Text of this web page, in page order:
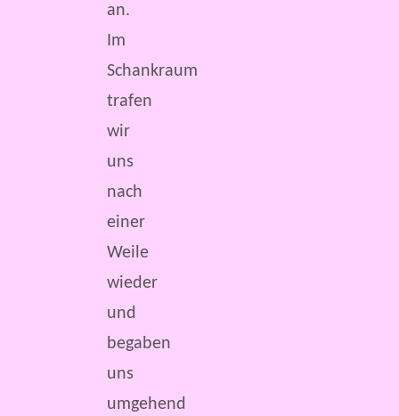
an.
Im
Schankraum
trafen
wir
uns
nach
einer
Weile
wieder
und
begaben
uns
umgehend